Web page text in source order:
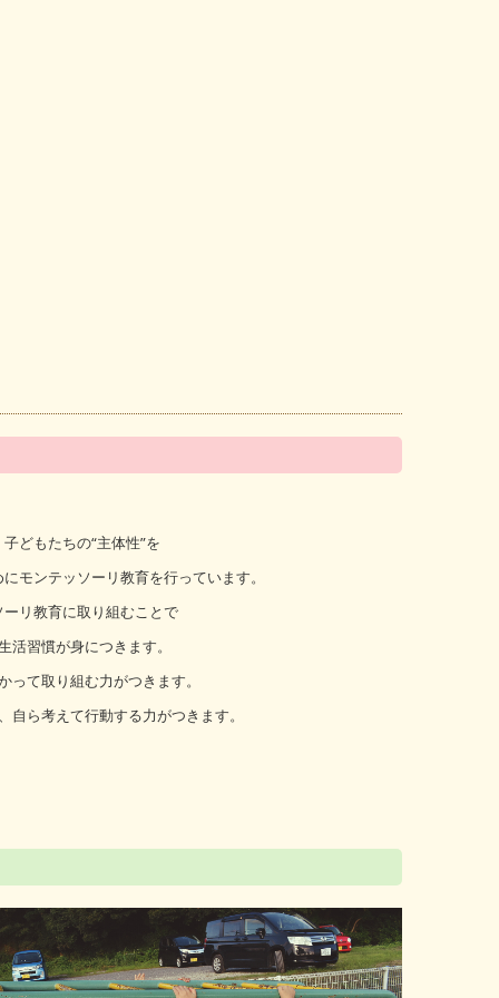
どもたちの“主体性”を
モンテッソーリ教育を行っています。
リ教育に取り組むことで
活習慣が身につきます。
って取り組む力がつきます。
自ら考えて行動する力がつきます。